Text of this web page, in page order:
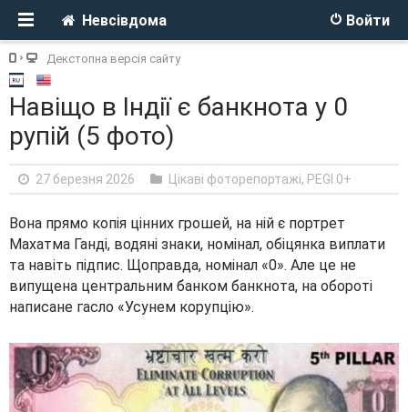
Войти
Невсівдома
Декстопна версія сайту
Навіщо в Індії є банкнота у 0
рупій (5 фото)
27 березня 2026 Цікаві фоторепортажі, PEGI 0+
Вона прямо копія цінних грошей, на ній є портрет
Махатма Ганді, водяні знаки, номінал, обіцянка виплати
та навіть підпис. Щоправда, номінал «0». Але це не
випущена центральним банком банкнота, на обороті
написане гасло «Усунем корупцію».